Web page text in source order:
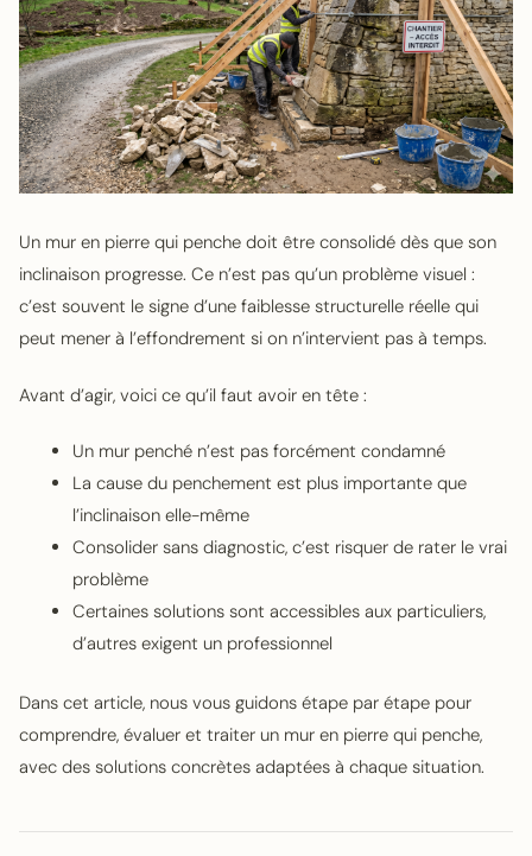
Un mur en pierre qui penche doit être consolidé dès que son
inclinaison progresse. Ce n’est pas qu’un problème visuel :
c’est souvent le signe d’une faiblesse structurelle réelle qui
peut mener à l’effondrement si on n’intervient pas à temps.
Avant d’agir, voici ce qu’il faut avoir en tête :
Un mur penché n’est pas forcément condamné
La cause du penchement est plus importante que
l’inclinaison elle-même
Consolider sans diagnostic, c’est risquer de rater le vrai
problème
Certaines solutions sont accessibles aux particuliers,
d’autres exigent un professionnel
Dans cet article, nous vous guidons étape par étape pour
comprendre, évaluer et traiter un mur en pierre qui penche,
avec des solutions concrètes adaptées à chaque situation.